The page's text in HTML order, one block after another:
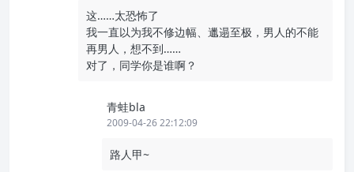
这……太恐怖了
我一直以为我不修边幅、邋遢至极，男人的不能
再男人，想不到……
对了，同学你是谁啊？
青蛙bla
2009-04-26 22:12:09
路人甲~